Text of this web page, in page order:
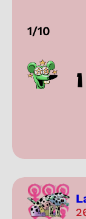
1/10
1